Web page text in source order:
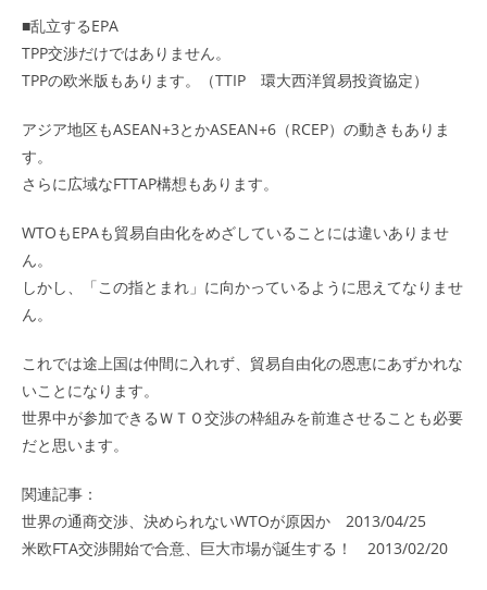
■乱立するEPA
TPP交渉だけではありません。
TPPの欧米版もあります。（TTIP 環大西洋貿易投資協定）
アジア地区もASEAN+3とかASEAN+6（RCEP）の動きもありま
す。
さらに広域なFTTAP構想もあります。
WTOもEPAも貿易自由化をめざしていることには違いありませ
ん。
しかし、「この指とまれ」に向かっているように思えてなりませ
ん。
これでは途上国は仲間に入れず、貿易自由化の恩恵にあずかれな
いことになります。
世界中が参加できるＷＴＯ交渉の枠組みを前進させることも必要
だと思います。
関連記事：
世界の通商交渉、決められないWTOが原因か 2013/04/25
米欧FTA交渉開始で合意、巨大市場が誕生する！ 2013/02/20